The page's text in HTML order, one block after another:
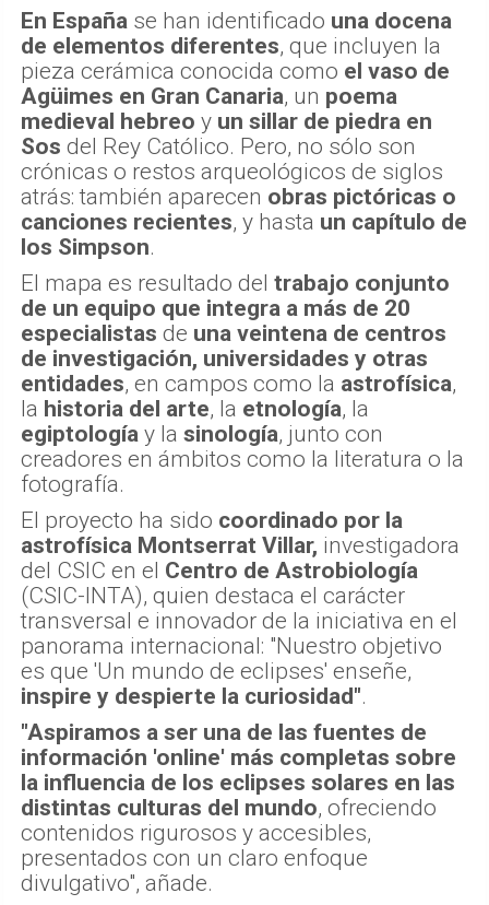
En España se han identificado una docena
de elementos diferentes, que incluyen la
pieza cerámica conocida como el vaso de
Agüimes en Gran Canaria, un poema
medieval hebreo y un sillar de piedra en
Sos del Rey Católico. Pero, no sólo son
crónicas o restos arqueológicos de siglos
atrás: también aparecen obras pictóricas o
canciones recientes, y hasta un capítulo de
los Simpson.
El mapa es resultado del trabajo conjunto
de un equipo que integra a más de 20
especialistas de una veintena de centros
de investigación, universidades y otras
entidades, en campos como la astrofísica,
la historia del arte, la etnología, la
egiptología y la sinología, junto con
creadores en ámbitos como la literatura o la
fotografía.
El proyecto ha sido coordinado por la
astrofísica Montserrat Villar, investigadora
del CSIC en el Centro de Astrobiología
(CSIC-INTA), quien destaca el carácter
transversal e innovador de la iniciativa en el
panorama internacional: "Nuestro objetivo
es que 'Un mundo de eclipses' enseñe,
inspire y despierte la curiosidad".
"Aspiramos a ser una de las fuentes de
información 'online' más completas sobre
la influencia de los eclipses solares en las
distintas culturas del mundo, ofreciendo
contenidos rigurosos y accesibles,
presentados con un claro enfoque
divulgativo", añade.